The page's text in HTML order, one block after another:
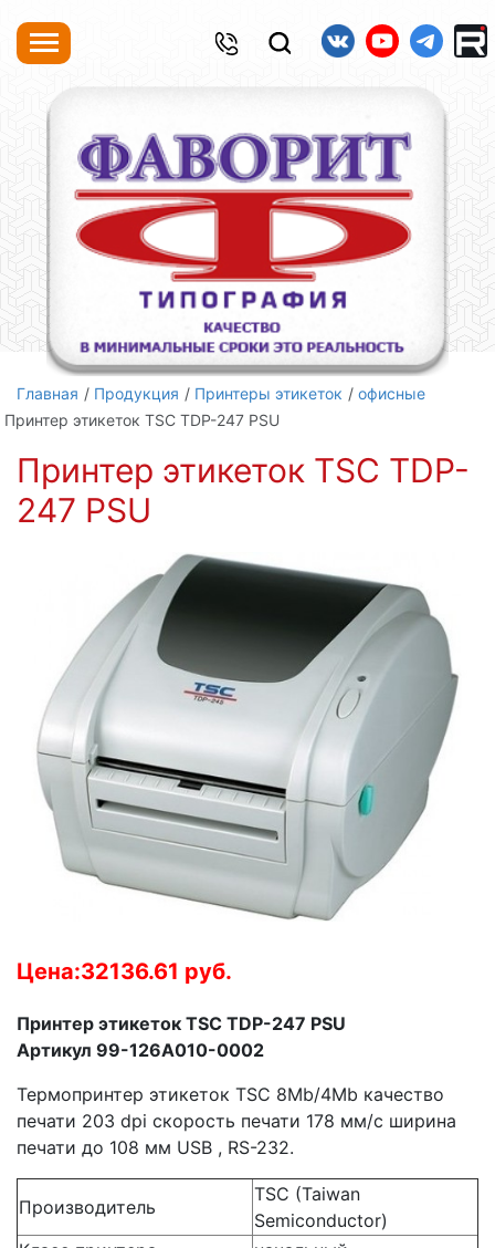
Главная Продукция Принтеры этикеток
офисные
Принтер этикеток TSC TDP-247 PSU
Принтер этикеток TSC TDP-
247 PSU
Цена:32136.61 руб.
Принтер этикеток TSC TDP-247 PSU
Артикул 99-126A010-0002
Термопринтер этикеток TSC 8Mb/4Mb качество
печати 203 dpi скорость печати 178 мм/с ширина
печати до 108 мм USB , RS-232.
Производитель
TSC (Taiwan
Semiconductor)